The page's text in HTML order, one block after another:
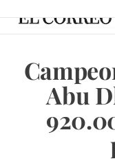
Abu